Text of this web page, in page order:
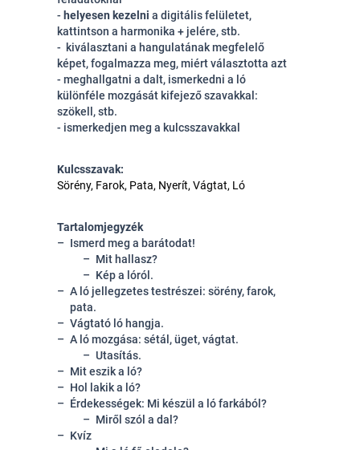
- helyesen kezelni a digitális felületet,
kattintson a harmonika + jelére, stb.
- kiválasztani a hangulatának megfelelő
képet, fogalmazza meg, miért választotta azt
- meghallgatni a dalt, ismerkedni a ló
különféle mozgását kifejező szavakkal:
szökell, stb.
- ismerkedjen meg a kulcsszavakkal
Kulcsszavak:
Sörény, Farok, Pata, Nyerít, Vágtat, Ló
Tartalomjegyzék
Ismerd meg a barátodat!
Mit hallasz?
Kép a lóról.
A ló jellegzetes testrészei: sörény, farok,
pata.
Vágtató ló hangja.
A ló mozgása: sétál, üget, vágtat.
Utasítás.
Mit eszik a ló?
Hol lakik a ló?
Érdekességek: Mi készül a ló farkából?
Miről szól a dal?
Kvíz